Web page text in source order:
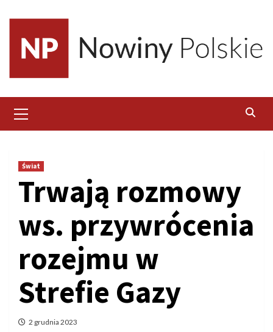
content
Menu
Świat
Trwają rozmowy
ws. przywrócenia
rozejmu w
Strefie Gazy
2 grudnia 2023